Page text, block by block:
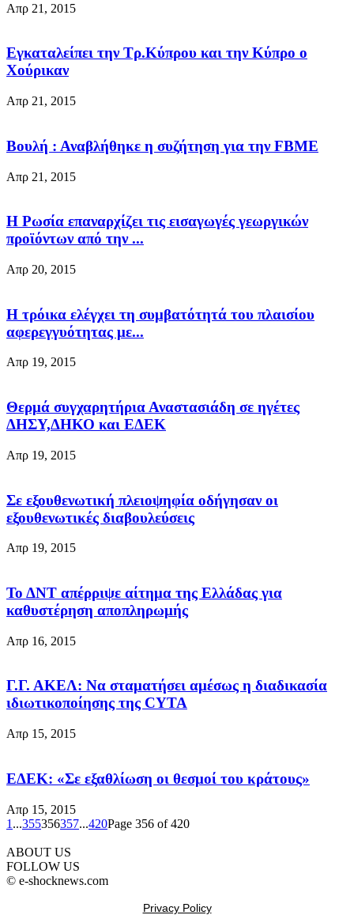
Απρ 21, 2015
Εγκαταλείπει την Τρ.Κύπρου και την Κύπρο ο
Χούρικαν
Απρ 21, 2015
Βουλή : Αναβλήθηκε η συζήτηση για την FBME
Απρ 21, 2015
Η Ρωσία επαναρχίζει τις εισαγωγές γεωργικών
προϊόντων από την ...
Απρ 20, 2015
Η τρόικα ελέγχει τη συμβατότητά του πλαισίου
αφερεγγυότητας με...
Απρ 19, 2015
Θερμά συγχαρητήρια Αναστασιάδη σε ηγέτες
ΔΗΣΥ,ΔΗΚΟ και ΕΔΕΚ
Απρ 19, 2015
Σε εξουθενωτική πλειοψηφία οδήγησαν οι
εξουθενωτικές διαβουλεύσεις
Απρ 19, 2015
Το ΔΝΤ απέρριψε αίτημα της Ελλάδας για
καθυστέρηση αποπληρωμής
Απρ 16, 2015
Γ.Γ. ΑΚΕΛ: Να σταματήσει αμέσως η διαδικασία
ιδιωτικοποίησης της CYTA
Απρ 15, 2015
ΕΔΕΚ: «Σε εξαθλίωση οι θεσμοί του κράτους»
Απρ 15, 2015
1 ...355356357...420Page 356 of 420
ABOUT US
FOLLOW US
© e-shocknews.com
Privacy Policy